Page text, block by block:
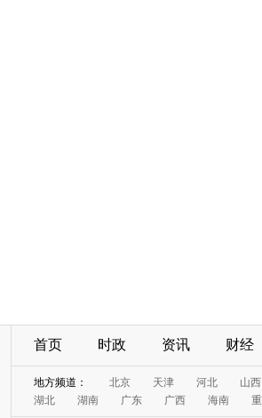
首页 时政 资讯 财经
地方频道： 北京 天津 河北
山西
湖北
湖南 广东 广西 海南